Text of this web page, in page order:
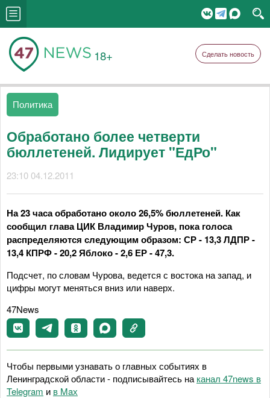
18+ Сделать новость
Политика
Обработано более четверти
бюллетеней. Лидирует "ЕдРо"
23:10 04.12.2011
На 23 часа обработано около 26,5% бюллетеней. Как
сообщил глава ЦИК Владимир Чуров, пока голоса
распределяются следующим образом: СР - 13,3 ЛДПР -
13,4 КПРФ - 20,2 Яблоко - 2,6 ЕР - 47,3.
Подсчет, по словам Чурова, ведется с востока на запад, и
цифры могут меняться вниз или наверх.
47News
Чтобы первыми узнавать о главных событиях в
Ленинградской области - подписывайтесь на канал 47news в
Telegram и в Maх